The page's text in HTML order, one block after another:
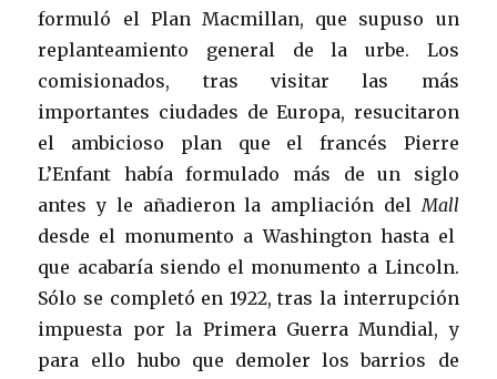
formuló el Plan Macmillan, que supuso un
replanteamiento general de la urbe. Los
comisionados, tras visitar las más
importantes ciudades de Europa, resucitaron
el ambicioso plan que el francés Pierre
L’Enfant había formulado más de un siglo
antes y le añadieron la ampliación delMall
desde el monumento a Washington hasta el
que acabaría siendo el monumento a Lincoln.
Sólo se completó en 1922, tras la interrupción
impuesta por la Primera Guerra Mundial, y
para ello hubo que demoler los barrios de